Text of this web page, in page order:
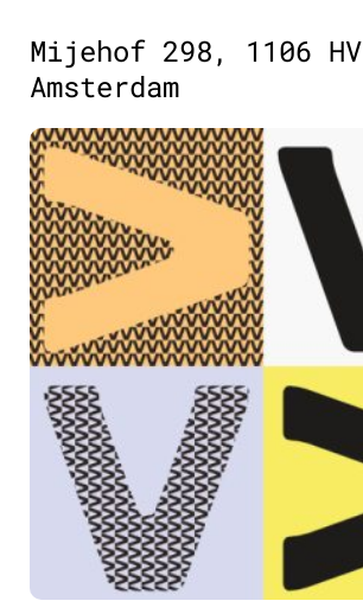
Mijehof 298, 1106 HV
Amsterdam